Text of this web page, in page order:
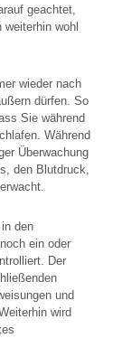
geachtet,
wohl
wieder nach
dürfen. So
Sie während
Während
Überwachung
den Blutdruck,
den
ein oder
Der
und
wird